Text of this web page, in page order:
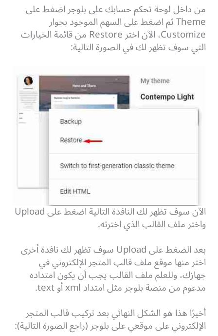
من داخل لوحة تحكم حسابك على بلوجر اضغط على
Theme ثم اضغط على السهم الموجود بجوار
Customize، الآن اختر Restore من قائمة الخيارات
التي سوف تظهر لك في الصورة التالية:
الآن سوف تظهر لك النافذة التالية اضغط على Upload
واختر ملف القالب الذي اخترته.
بعد الضغط على Upload سوف تظهر لك نافذة أخرى
اختر منها موقع ملف قالب المتجر الإلكتروني في
جهازك، وللعلم ملف القالب يجب أن يكون امتداده
مدعوم من منصة بلوجر مثل امتداد xml أو text.
أخيرًا هذا هو الشكل النهائي بعد تركيب قالب المتجر
الإلكتروني على موقعي على بلوجر (راجع الصورة التالية):